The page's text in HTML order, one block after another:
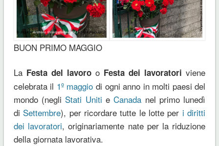
BUON PRIMO MAGGIO
La Festa del lavoroo Festa dei lavoratori viene
celebrata il 1º maggio di ogni anno in molti paesi del
mondo (negli Stati Uniti eCanada nel primo lunedì
di Settembre), per ricordare tutte le lotte per i diritti
dei lavoratori, originariamente nate per la riduzione
della giornata lavorativa.